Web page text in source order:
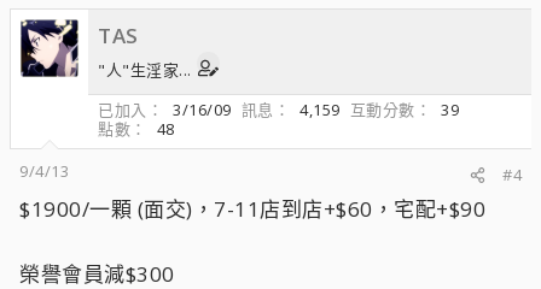
TAS
"人"生淫家...
已加入
3/16/09 訊息 4,159 互動分數
39
點數
48
9/4/13
#4
$1900/一顆 (面交)，7-11店到店+$60，宅配+$90
榮譽會員減$300